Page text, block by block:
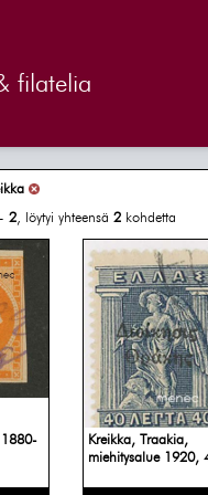
filatelia
- 2, löytyi yhteensä 2 kohdetta
1880-
Kreikka, Traakia,
miehitysalue 1920,